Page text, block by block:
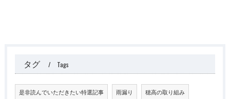
タグ Tags
是非読んでいただきたい特選記事 雨漏り 穂高の取り組み